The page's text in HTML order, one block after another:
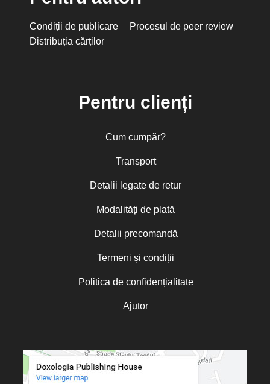
Condiții de publicare
Procesul de peer review
Distribuția cărților
Pentru clienți
Cum cumpăr?
Transport
Detalii legate de retur
Modalități de plată
Detalii precomandă
Termeni și condiții
Politica de confidențialitate
Ajutor